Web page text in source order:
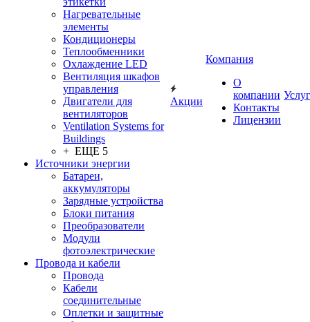
Нагревательные
элементы
Кондиционеры
Теплообменники
Охлаждение LED
Вентиляция шкафов
управления
Двигатели для
вентиляторов
Ventilation Systems for
Buildings
+ ЕЩЕ 5
Источники энергии
Батареи,
аккумуляторы
Зарядные устройства
Блоки питания
Преобразователи
Модули
фотоэлектрические
Провода и кабели
Провода
Кабели
соединительные
Оплетки и защитные
Акции
Компания
О
компании
Контакты
Лицензии